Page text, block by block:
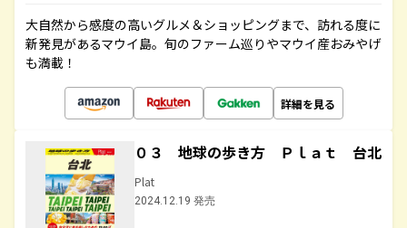
大自然から感度の高いグルメ＆ショッピングまで、訪れる度に
新発見があるマウイ島。旬のファーム巡りやマウイ産おみやげ
も満載！
詳細を見る
０３ 地球の歩き方 Ｐｌａｔ 台北
Plat
2024.12.19 発売